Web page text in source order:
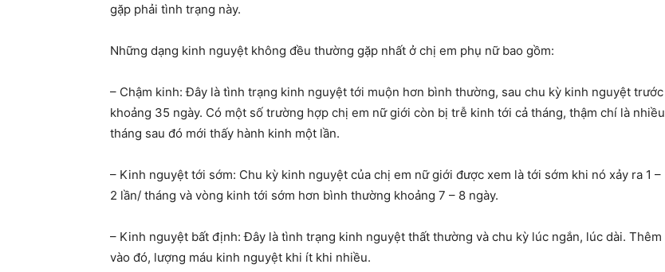
cho
gặp phải tình trạng này.
Những dạng kinh nguyệt không đều thường gặp nhất ở chị em phụ nữ bao gồm:
– Chậm kinh: Đây là tình trạng kinh nguyệt tới muộn hơn bình thường, sau chu kỳ kinh nguyệt trước
khoảng 35 ngày. Có một số trường hợp chị em nữ giới còn bị trễ kinh tới cả tháng, thậm chí là nhiều
tháng sau đó mới thấy hành kinh một lần.
– Kinh nguyệt tới sớm: Chu kỳ kinh nguyệt của chị em nữ giới được xem là tới sớm khi nó xảy ra 1 –
2 lần/ tháng và vòng kinh tới sớm hơn bình thường khoảng 7 – 8 ngày.
– Kinh nguyệt bất định: Đây là tình trạng kinh nguyệt thất thường và chu kỳ lúc ngắn, lúc dài. Thêm
vào đó, lượng máu kinh nguyệt khi ít khi nhiều.